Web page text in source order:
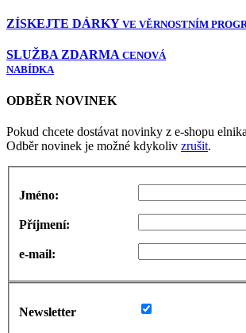
ZÍSKEJTE DÁRKY VE VĚRNOSTNÍM
SLUŽBA ZDARMA CENOVÁ
NABÍDKA
ODBĚR NOVINEK
Pokud chcete dostávat novinky z e-shopu
Odběr novinek je možné kdykoliv zrušit.
Jméno:
Příjmení:
e-mail:
Newsletter